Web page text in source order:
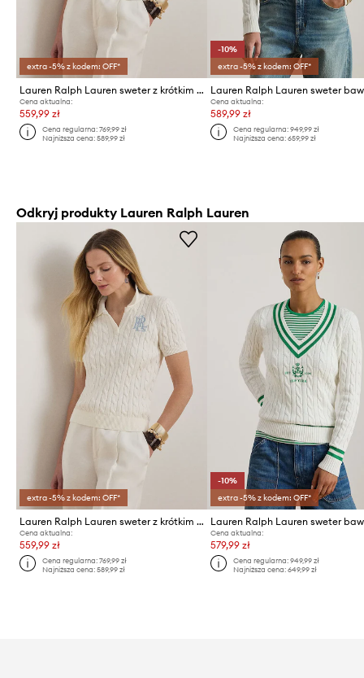
extra -5% z kodem: OFF*
Lauren Ralph Lauren sweter z krótkim rękawem damski bawełniany
Cena aktualna:
559,99 zł
Cena regularna:769,99 zł
Najniższa cena:589,99 zł
-10%
extra -5% z kodem: OFF*
Cena aktualna:
589,99 zł
Cena regularna: 949,99 zł
Najniższa cena: 659,99 zł
Odkryj produkty Lauren Ralph Lauren
extra -5% z kodem: OFF*
Lauren Ralph Lauren sweter z krótkim rękawem damski bawełniany
Cena aktualna:
559,99 zł
Cena regularna:769,99 zł
Najniższa cena:589,99 zł
-10%
extra -5% z kodem: OFF*
Cena aktualna:
579,99 zł
Cena regularna: 949,99 zł
Najniższa cena: 649,99 zł